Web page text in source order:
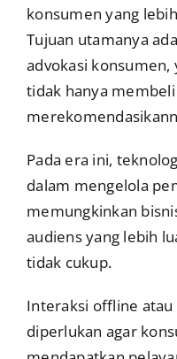
konsumen yang
Tujuan utamanya
advokasi
tidak hanya
Pada era ini,
dalam mengelola
memungkinkan
audiens yang lebih
tidak cukup.
Interaksi offline
diperlukan agar